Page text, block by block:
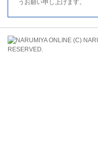
うお願い申し上げます。